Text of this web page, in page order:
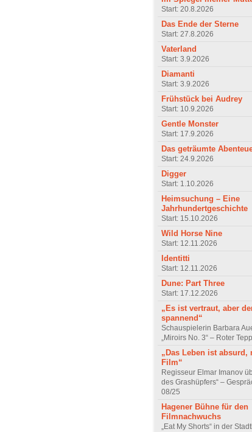
Start: 20.8.2026
Das Ende der Sterne
Start: 27.8.2026
Vaterland
Start: 3.9.2026
Diamanti
Start: 3.9.2026
Frühstück bei Audrey
Start: 10.9.2026
Gentle Monster
Start: 17.9.2026
Das geträumte
Start: 24.9.2026
Digger
Start: 1.10.2026
Heimsuchung – Eine
Jahrhundertgeschichte
Start: 15.10.2026
Wild Horse Nine
Start: 12.11.2026
Identitti
Start: 12.11.2026
Dune: Part Three
Start: 17.12.2026
„Es ist vertraut, aber
spannend“
Schauspielerin Barbara
„Miroirs No. 3“ – Roter
„Das Leben ist absurd,
Film“
Regisseur Elmar Imanov
des Grashüpfers“ –
08/25
Hagener Bühne für den
Filmnachwuchs
„Eat My Shorts“ in der